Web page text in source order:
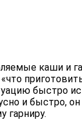
каши и
быстро
и быстро, он
гарниру.